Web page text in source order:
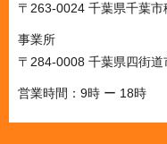
〒263-0024 千葉県千葉
事業所
〒284-0008 千葉県四街
営業時間：9時 ー 18時